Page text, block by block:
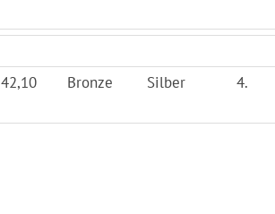
42,10 Bronze Silber 4.